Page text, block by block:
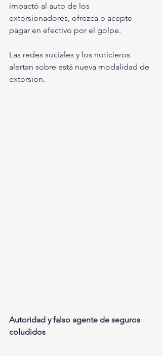
impactó al auto de los
extorsionadores, ofrezca o acepte
pagar en efectivo por el golpe.
Las redes sociales y los noticieros
alertan sobre está nueva modalidad de
extorsion.
Autoridad y falso agente de seguros
coludidos